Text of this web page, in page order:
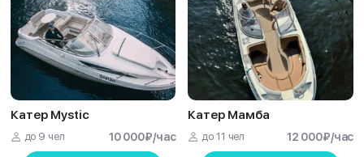
Катер Mystic
до 9 чел 10 000₽/час
Катер Мамба
до 11 чел 12 000₽/час